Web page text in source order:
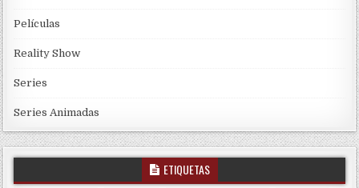
Películas
Reality Show
Series
Series Animadas
ETIQUETAS